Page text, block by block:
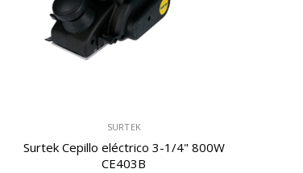
SURTEK
Surtek Cepillo eléctrico 3-1/4" 800W
CE403B